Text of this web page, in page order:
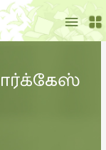
Main
Menu